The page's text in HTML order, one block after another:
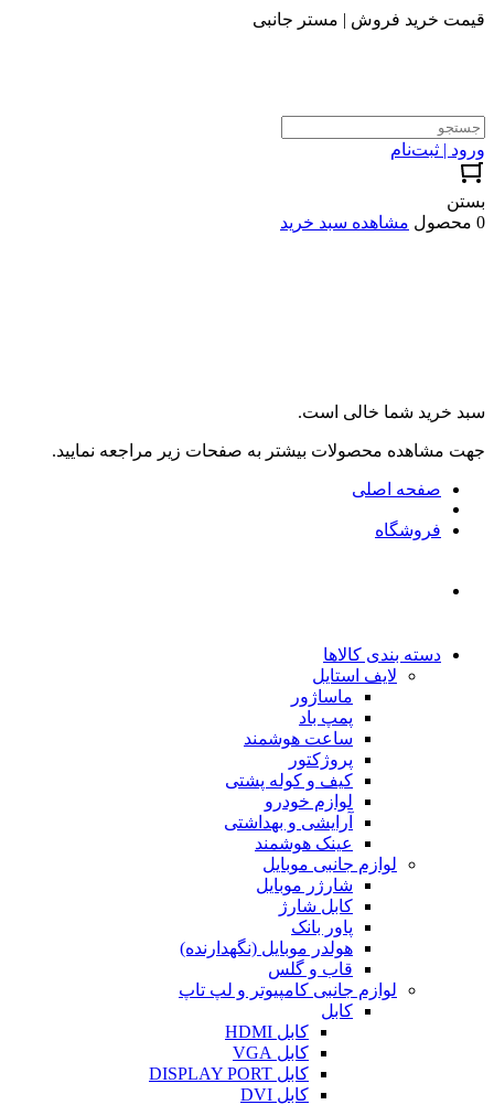
قیمت خرید فروش | مستر جانبی
ورود | ثبت‌نام
بستن
0 محصول
مشاهده سبد خرید
سبد خرید شما خالی است.
جهت مشاهده محصولات بیشتر به صفحات زیر مراجعه نمایید.
صفحه اصلی
فروشگاه
دسته بندی کالاها
لایف استایل
ماساژور
پمپ باد
ساعت هوشمند
پروژکتور
کیف و کوله پشتی
لوازم خودرو
آرایشی و بهداشتی
عینک هوشمند
لوازم جانبی موبایل
شارژر موبایل
کابل شارژ
پاور بانک
هولدر موبایل (نگهدارنده)
قاب و گلس
لوازم جانبی کامپیوتر و لپ تاپ
کابل
کابل HDMI
کابل VGA
کابل DISPLAY PORT
کابل DVI